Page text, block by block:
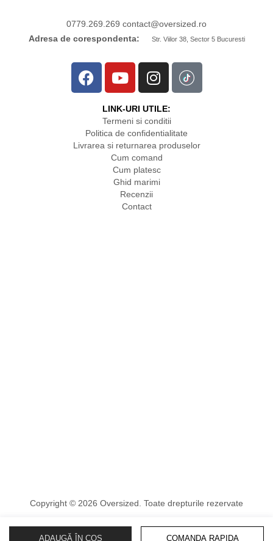
ADAUGĂ ÎN COȘ COMANDA RAPIDA
0779.269.269 contact@oversized.ro
Adresa de corespondenta:
Str. Viilor 38, Sector 5 Bucuresti
LINK-URI UTILE:
Termeni si conditii
Politica de confidentialitate
Livrarea si returnarea produselor
Cum comand
Cum platesc
Ghid marimi
Recenzii
Contact
Copyright © 2026 Oversized. Toate drepturile rezervate